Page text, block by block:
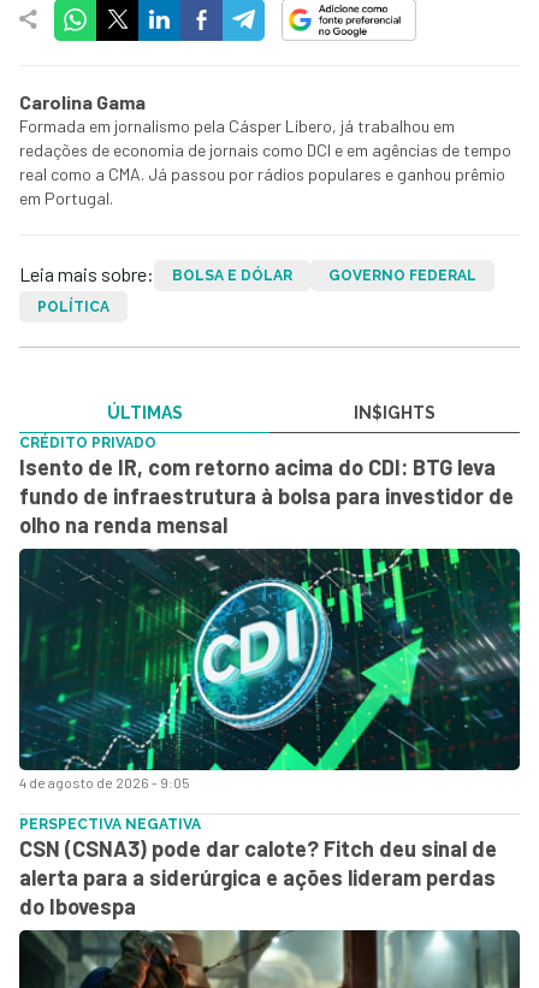
Carolina Gama
Formada em jornalismo pela Cásper Líbero, já trabalhou em
redações de economia de jornais como DCI e em agências de tempo
real como a CMA. Já passou por rádios populares e ganhou prêmio
em Portugal.
Leia mais sobre: BOLSA E DÓLAR
GOVERNO FEDERAL
POLÍTICA
ÚLTIMAS IN$IGHTS
4 de agosto de 2026 - 9:05
CRÉDITO PRIVADO
Isento de IR, com retorno acima do CDI: BTG leva
fundo de infraestrutura à bolsa para investidor de
olho na renda mensal
PERSPECTIVA NEGATIVA
CSN (CSNA3) pode dar calote? Fitch deu sinal de
alerta para a siderúrgica e ações lideram perdas
do Ibovespa